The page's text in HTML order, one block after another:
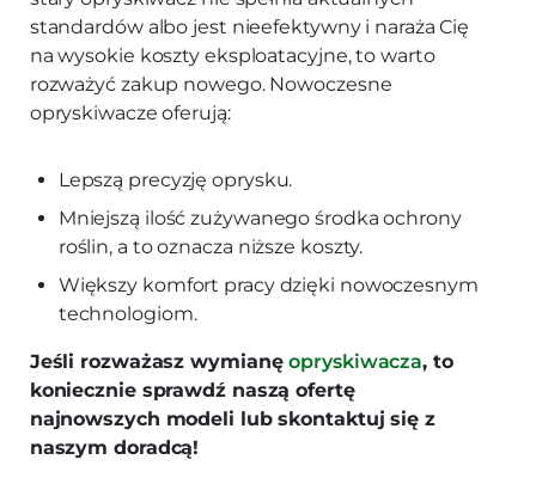
standardów albo jest nieefektywny i naraża Cię
na wysokie koszty eksploatacyjne, to warto
rozważyć zakup nowego. Nowoczesne
opryskiwacze oferują:
Lepszą precyzję oprysku.
Mniejszą ilość zużywanego środka ochrony
roślin, a to oznacza niższe koszty.
Większy komfort pracy dzięki nowoczesnym
technologiom.
Jeśli rozważasz wymianęopryskiwacza, to
koniecznie sprawdź naszą ofertę
najnowszych modeli lub skontaktuj się z
naszym doradcą!